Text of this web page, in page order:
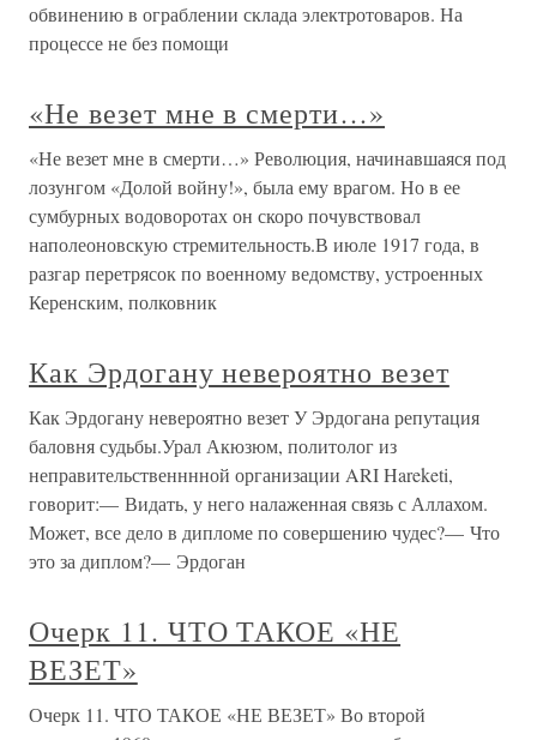
обвинению в ограблении склада электротоваров. На
процессе не без помощи
«Не везет мне в смерти…»
«Не везет мне в смерти…» Революция, начинавшаяся под
лозунгом «Долой войну!», была ему врагом. Но в ее
сумбурных водоворотах он скоро почувствовал
наполеоновскую стремительность.В июле 1917 года, в
разгар перетрясок по военному ведомству, устроенных
Керенским, полковник
Как Эрдогану невероятно везет
Как Эрдогану невероятно везет У Эрдогана репутация
баловня судьбы.Урал Акюзюм, политолог из
неправительственннной организации ARI Hareketi,
говорит:— Видать, у него налаженная связь с Аллахом.
Может, все дело в дипломе по совершению чудес?— Что
это за диплом?— Эрдоган
Очерк 11. ЧТО ТАКОЕ «НЕ
ВЕЗЕТ»
Очерк 11. ЧТО ТАКОЕ «НЕ ВЕЗЕТ» Во второй